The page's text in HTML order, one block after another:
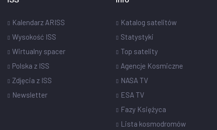
Kalendarz ARISS
Wysokość ISS
Wirtualny spacer
Polska z ISS
Zdjęcia z ISS
Newsletter
Katalog satelitów
Statystyki
Top satelity
Agencje Kosmiczne
NASA TV
ESA TV
Fazy Księżyca
Lista kosmodromów